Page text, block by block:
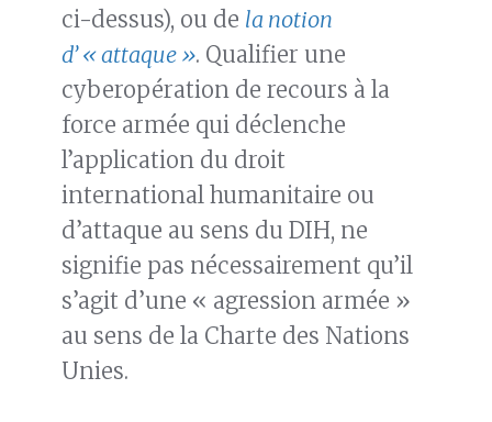
ci-dessus), ou de la notion
d’ « attaque ». Qualifier une
cyberopération de recours à la
force armée qui déclenche
l’application du droit
international humanitaire ou
d’attaque au sens du DIH, ne
signifie pas nécessairement qu’il
s’agit d’une « agression armée »
au sens de la Charte des Nations
Unies.